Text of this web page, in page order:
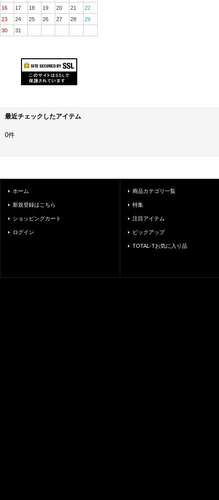
16
17 18 19 20 21
22
23
24 25 26 27 28
29
30
31
最近チェックしたアイテム
0件
ホーム
新規登録はこちら
ショッピングカート
ログイン
商品カテゴリ一覧
特集
注目アイテム
ピックアップ
TOTAL-Tお気に入り品